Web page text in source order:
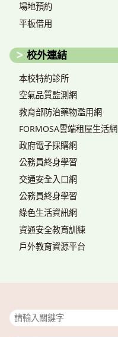
場地預約
平板借用
校外連結
本校特約診所
空氣品質監測網
教育部防治藥物濫用網
FORMOSA雲端租屋生活網
政府電子採購網
公務員終身學習
交通安全入口網
公務員終身學習
綠色生活資訊網
資通安全教育訓練
戶外教育資源平台